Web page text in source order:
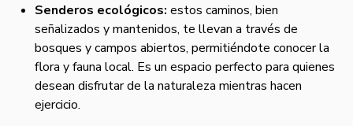
Senderos ecológicos: estos caminos, bien
señalizados y mantenidos, te llevan a través de
bosques y campos abiertos, permitiéndote conocer la
flora y fauna local. Es un espacio perfecto para quienes
desean disfrutar de la naturaleza mientras hacen
ejercicio.